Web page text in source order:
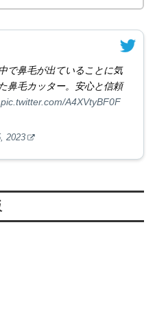
で鼻毛が出ていることに気
鼻毛カッター。安心と信頼
pic.twitter.com/A4XVtyBF0F
2023